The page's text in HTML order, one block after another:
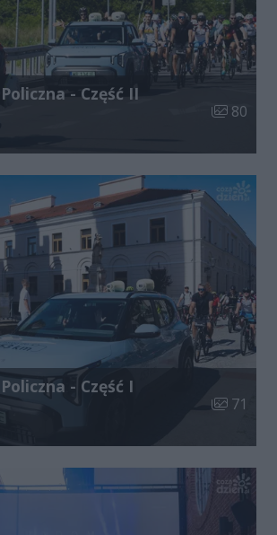
- Część II
Liczba
80
- Część I
Liczba
71